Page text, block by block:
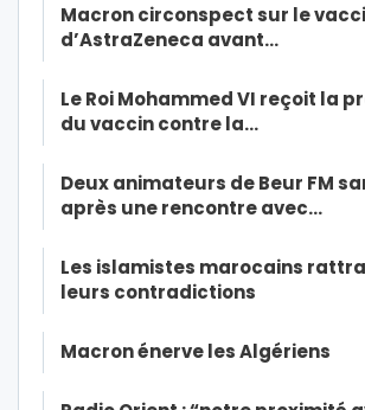
Macron circonspect sur le
d’AstraZeneca avant…
Le Roi Mohammed VI reçoit la
du vaccin contre la…
Deux animateurs de Beur FM
après une rencontre avec…
Les islamistes marocains
leurs contradictions
Macron énerve les Algériens